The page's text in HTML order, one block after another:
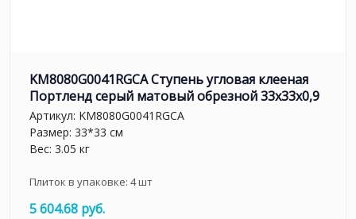
KM8080G0041RGCA Ступень угловая клееная
Портленд серый матовый обрезной 33x33x0,9
Артикул: KM8080G0041RGCA
Размер: 33*33 см
Вес: 3.05 кг
Плиток в упаковке: 4шт
5 604.68 руб.